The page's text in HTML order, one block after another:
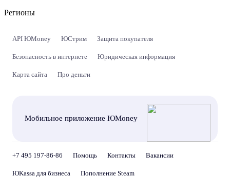
Регионы
API ЮMoney ЮСтрим Защита покупателя
Безопасность в интернете Юридическая информация
Карта сайта Про деньги
Мобильное приложение ЮMoney
+7 495 197-86-86 Помощь Контакты Вакансии
ЮKassa для бизнеса Пополнение Steam